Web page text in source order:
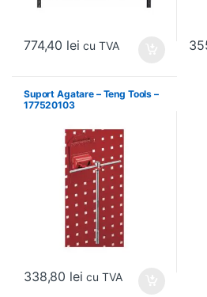
774,40 lei cu TVA
Suport Agatare – Teng Tools –
177520103
338,80 lei cu TVA